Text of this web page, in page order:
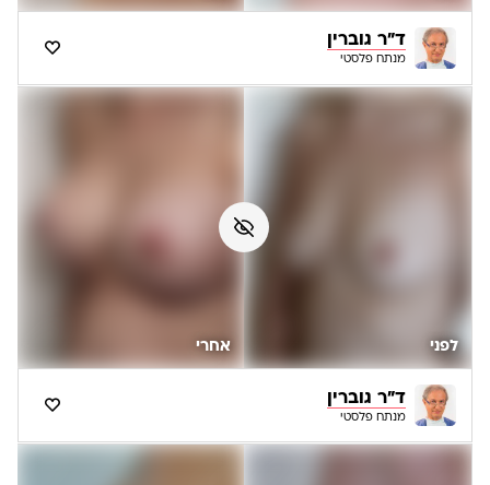
ד"ר גוברין
מנתח פלסטי
לפני אחרי
ד"ר גוברין
מנתח פלסטי